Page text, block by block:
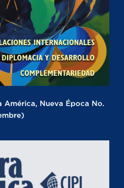
América, Nueva Época No.